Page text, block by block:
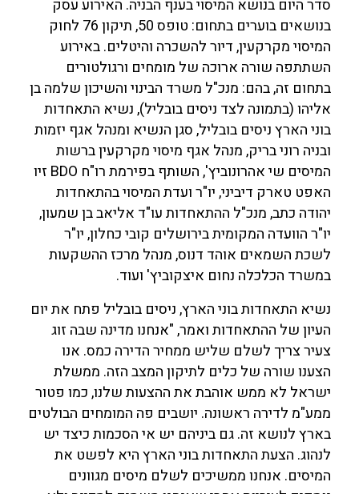
סדר היום בנושא המיסוי בענף הבניה. האירוע עסק
בנושאים בוערים בתחום: טופס 50, תיקון 76 לחוק
המיסוי מקרקעין, דיור להשכרה והיטלים. באירוע
השתתפה שורה ארוכה של מומחים ורגולטורים
בתחום זה, בהם: מנכ"ל משרד הבינוי והשיכון שלמה בן
אליהו (בתמונה לצד ניסים בובליל), נשיא התאחדות
בוני הארץ ניסים בובליל, סגן הנשיא ומנהל אגף יזמות
ובניה רוני בריק, מנהל אגף מיסוי מקרקעין ברשות
המיסים שי אהרונוביץ', השותף בפירמת רו"ח BDO זיו
האפט טארק דיביני, יו"ר ועדת המיסוי בהתאחדות
יהודה כתב, מנכ"ל ההתאחדות עו"ד אליאב בן שמעון,
יו"ר הוועדה המקומית בירושלים קובי כחלון, יו"ר
לשכת השמאים אוהד דנוס, מנהל מרכז ההשקעות
במשרד הכלכלה נחום איצקוביץ' ועוד.
נשיא התאחדות בוני הארץ, ניסים בובליל פתח את יום
העיון של ההתאחדות ואמר, "אנחנו מדינה שבה זוג
צעיר צריך לשלם שליש ממחיר הדירה כמס. אנו
הצענו שורה של כלים לתיקון המצב הזה. ממשלת
ישראל לא ממש אוהבת את ההצעות שלנו, כמו פטור
ממע"מ לדירה ראשונה. יושבים פה המומחים הבולטים
בארץ לנושא זה. גם ביניהם יש אי הסכמות כיצד יש
לנהוג. הצעת התאחדות בוני הארץ היא לפשט את
המיסים. אנחנו ממשיכים לשלם מיסים מגוונים